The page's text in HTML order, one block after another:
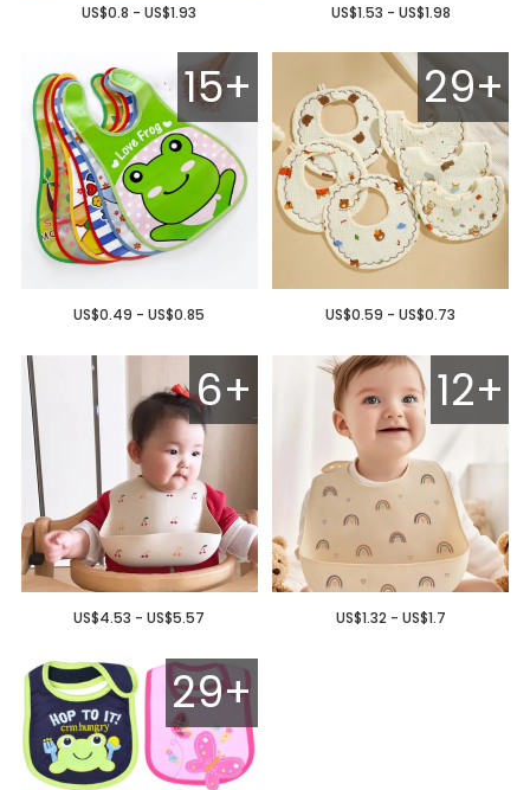
US$0.8 - US$1.93 US$1.53 - US$1.98
15+
US$0.49 - US$0.85
29+
US$0.59 - US$0.73
6+
US$4.53 - US$5.57
12+
US$1.32 - US$1.7
29+